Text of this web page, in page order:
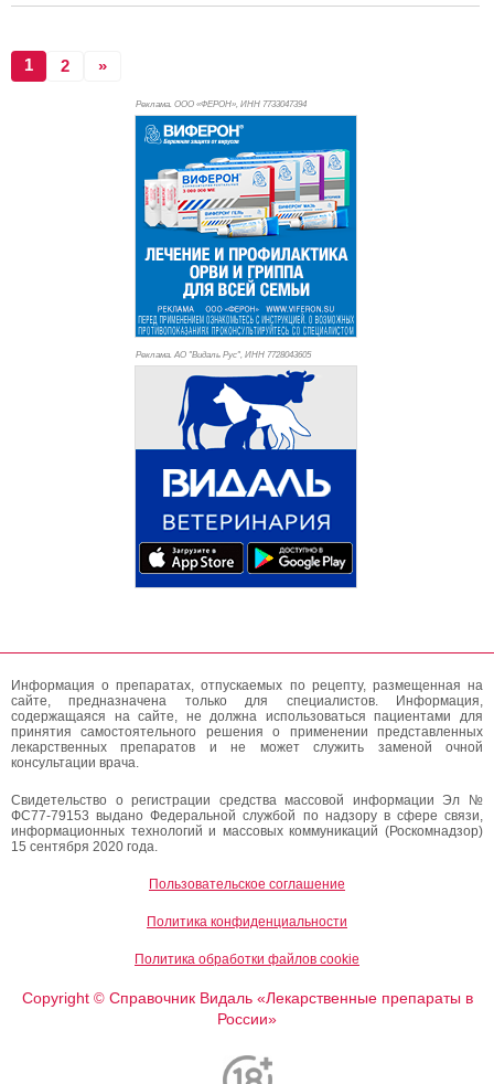
1 2 »
Реклама. ООО «ФЕРОН», ИНН 7733047394
Реклама. АО "Видаль Рус", ИНН 7728043605
Информация о препаратах, отпускаемых по рецепту, размещенная на
сайте, предназначена только для специалистов. Информация,
содержащаяся на сайте, не должна использоваться пациентами для
принятия самостоятельного решения о применении представленных
лекарственных препаратов и не может служить заменой очной
консультации врача.
Свидетельство о регистрации средства массовой информации Эл №
ФС77-79153 выдано Федеральной службой по надзору в сфере связи,
информационных технологий и массовых коммуникаций (Роскомнадзор)
15 сентября 2020 года.
Пользовательское соглашение
Политика конфиденциальности
Политика обработки файлов cookie
Copyright ©Справочник Видаль «Лекарственные препараты в
России»